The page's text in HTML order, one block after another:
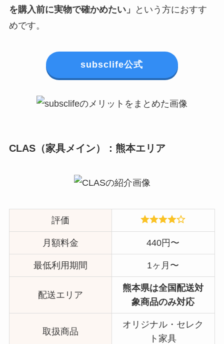
を購入前に実物で確かめたい」
という方におすす
めです。
subsclife公式
CLAS（家具メイン）：熊本エリア
評価
月額料金 440円〜
最低利用期間 1ヶ月〜
配送エリア
熊本県は全国配送対
象商品のみ対応
取扱商品
オリジナル・セレク
ト家具